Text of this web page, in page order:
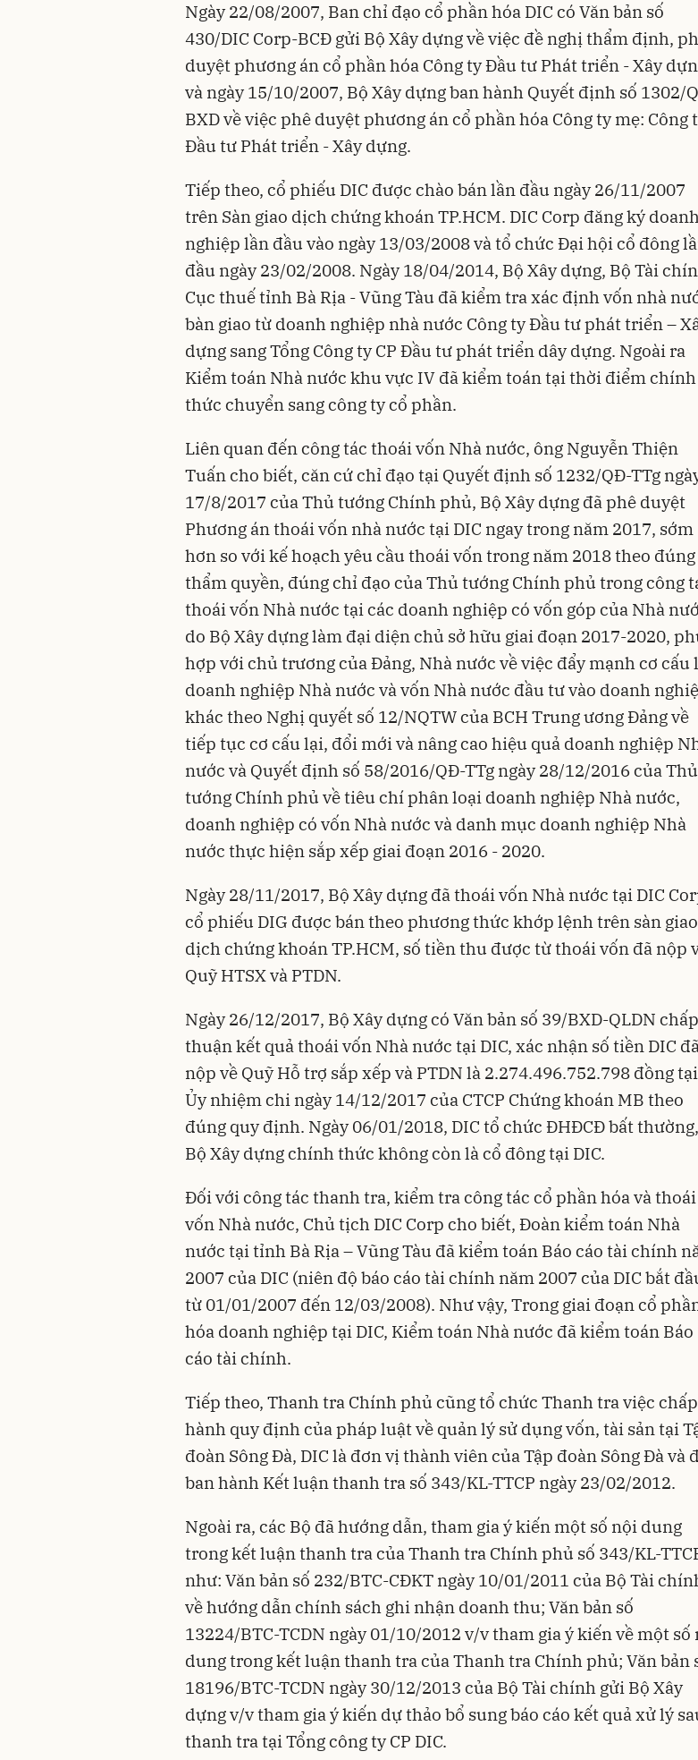
Ngày 22/08/2007, Ban chỉ đạo cổ phần hóa DIC có Văn bản số
430/DIC Corp-BCĐ gửi Bộ Xây dựng về việc đề nghị thẩm định,
duyệt phương án cổ phần hóa Công ty Đầu tư Phát triển - Xây
và ngày 15/10/2007, Bộ Xây dựng ban hành Quyết định số 1302/
BXD về việc phê duyệt phương án cổ phần hóa Công ty mẹ: Công
Đầu tư Phát triển - Xây dựng.
Tiếp theo, cổ phiếu DIC được chào bán lần đầu ngày 26/11/2007
trên Sàn giao dịch chứng khoán TP.HCM. DIC Corp đăng ký
nghiệp lần đầu vào ngày 13/03/2008 và tổ chức Đại hội cổ đông
đầu ngày 23/02/2008. Ngày 18/04/2014, Bộ Xây dựng, Bộ Tài
Cục thuế tỉnh Bà Rịa - Vũng Tàu đã kiểm tra xác định vốn nhà
bàn giao từ doanh nghiệp nhà nước Công ty Đầu tư phát triển –
dựng sang Tổng Công ty CP Đầu tư phát triển dây dựng. Ngoài ra
Kiểm toán Nhà nước khu vực IV đã kiểm toán tại thời điểm chính
thức chuyển sang công ty cổ phần.
Liên quan đến công tác thoái vốn Nhà nước, ông Nguyễn Thiện
Tuấn cho biết, căn cứ chỉ đạo tại Quyết định số 1232/QĐ-TTg
17/8/2017 của Thủ tướng Chính phủ, Bộ Xây dựng đã phê duyệt
Phương án thoái vốn nhà nước tại DIC ngay trong năm 2017, sớm
hơn so với kế hoạch yêu cầu thoái vốn trong năm 2018 theo đúng
thẩm quyền, đúng chỉ đạo của Thủ tướng Chính phủ trong công
thoái vốn Nhà nước tại các doanh nghiệp có vốn góp của Nhà
do Bộ Xây dựng làm đại diện chủ sở hữu giai đoạn 2017-2020,
hợp với chủ trương của Đảng, Nhà nước về việc đẩy mạnh cơ cấu
doanh nghiệp Nhà nước và vốn Nhà nước đầu tư vào doanh
khác theo Nghị quyết số 12/NQTW của BCH Trung ương Đảng về
tiếp tục cơ cấu lại, đổi mới và nâng cao hiệu quả doanh nghiệp
nước và Quyết định số 58/2016/QĐ-TTg ngày 28/12/2016 của Thủ
tướng Chính phủ về tiêu chí phân loại doanh nghiệp Nhà nước,
doanh nghiệp có vốn Nhà nước và danh mục doanh nghiệp Nhà
nước thực hiện sắp xếp giai đoạn 2016 - 2020.
Ngày 28/11/2017, Bộ Xây dựng đã thoái vốn Nhà nước tại DIC
cổ phiếu DIG được bán theo phương thức khớp lệnh trên sàn giao
dịch chứng khoánTP.HCM, số tiền thu được từ thoái vốn đã nộp
Quỹ HTSX và PTDN.
Ngày 26/12/2017, Bộ Xây dựng có Văn bản số 39/BXD-QLDN chấp
thuận kết quả thoái vốn Nhà nước tại DIC, xác nhận số tiền DIC
nộp về Quỹ Hỗ trợ sắp xếp và PTDN là 2.274.496.752.798 đồng tại
Ủy nhiệm chi ngày 14/12/2017 của CTCP Chứng khoán MB theo
đúng quy định. Ngày 06/01/2018, DIC tổ chức ĐHĐCĐ bất thường,
Bộ Xây dựng chính thức không còn là cổ đông tại DIC.
Đối với công tác thanh tra, kiểm tra công tác cổ phần hóa và thoái
vốn Nhà nước, Chủ tịch DIC Corp cho biết, Đoàn kiểm toán Nhà
nước tại tỉnh Bà Rịa – Vũng Tàu đã kiểm toán Báo cáo tài chính
2007 của DIC (niên độ báo cáo tài chính năm 2007 của DIC bắt
từ 01/01/2007 đến 12/03/2008). Như vậy, Trong giai đoạn cổ
hóa doanh nghiệp tại DIC, Kiểm toán Nhà nước đã kiểm toán Báo
cáo tài chính.
Tiếp theo, Thanh tra Chính phủ cũng tổ chức Thanh tra việc chấp
hành quy định của pháp luật về quản lý sử dụng vốn, tài sản tại
đoàn Sông Đà, DIC là đơn vị thành viên của Tập đoàn Sông Đà và
ban hành Kết luận thanh tra số 343/KL-TTCP ngày 23/02/2012.
Ngoài ra, các Bộ đã hướng dẫn, tham gia ý kiến một số nội dung
trong kết luận thanh tra của Thanh tra Chính phủ số 343/KL-
như: Văn bản số 232/BTC-CĐKT ngày 10/01/2011 của Bộ Tài
về hướng dẫn chính sách ghi nhận doanh thu; Văn bản số
13224/BTC-TCDN ngày 01/10/2012 v/v tham gia ý kiến về một số
dung trong kết luận thanh tra của Thanh tra Chính phủ; Văn bản
18196/BTC-TCDN ngày 30/12/2013 của Bộ Tài chính gửi Bộ Xây
dựng v/v tham gia ý kiến dự thảo bổ sung báo cáo kết quả xử lý
thanh tra tại Tổng công ty CP DIC.